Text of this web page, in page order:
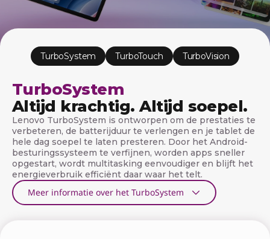
l
TurboSystem TurboTouch TurboVision
TurboSystem
Altijd krachtig. Altijd soepel.
Lenovo TurboSystem is ontworpen om de prestaties te
verbeteren, de batterijduur te verlengen en je tablet de
hele dag soepel te laten presteren. Door het Android-
besturingssysteem te verfijnen, worden apps sneller
opgestart, wordt multitasking eenvoudiger en blijft het
energieverbruik efficiënt daar waar het telt.
Meer informatie over het TurboSystem